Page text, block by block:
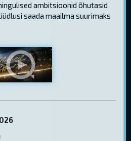
ambitsioonid õhutasid
saada maailma suurimaks